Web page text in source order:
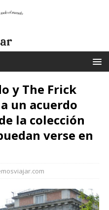
y The Frick
un acuerdo
la colección
verse en